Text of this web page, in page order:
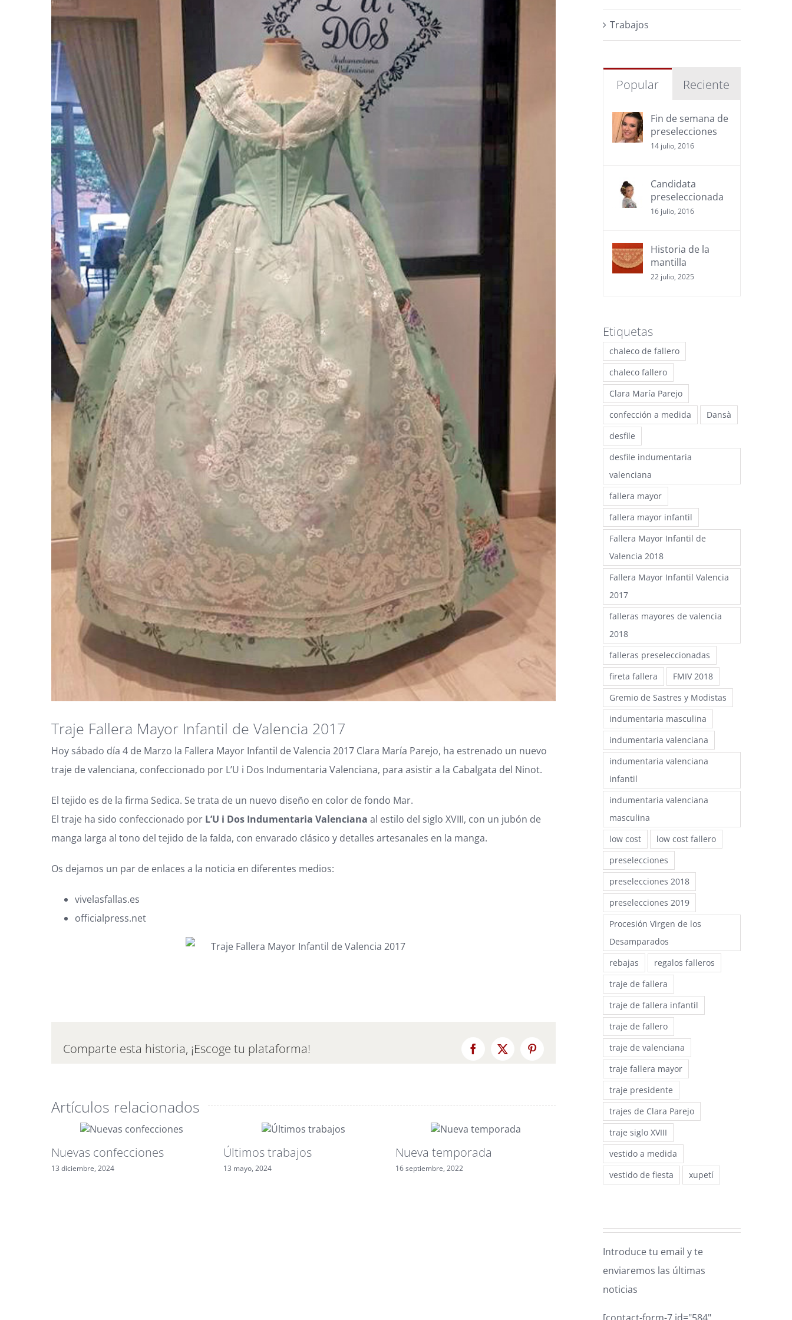
Traje Fallera Mayor Infantil de Valencia 2017
Hoy sábado día 4 de Marzo la Fallera Mayor Infantil de Valencia 2017 Clara María Parejo, ha estrenado un nuevo
traje de valenciana, confeccionado por L’U i Dos Indumentaria Valenciana, para asistir a la Cabalgata del Ninot.
El tejido es de la firma Sedica. Se trata de un nuevo diseño en color de fondo Mar.
El traje ha sido confeccionado por L’U i Dos Indumentaria Valenciana al estilo del siglo XVIII, con un jubón de
manga larga al tono del tejido de la falda, con envarado clásico y detalles artesanales en la manga.
Os dejamos un par de enlaces a la noticia en diferentes medios:
vivelasfallas.es
officialpress.net
Comparte esta historia, ¡Escoge tu plataforma! Facebook
X Pinterest
Artículos relacionados
Nuevas confecciones
13 diciembre, 2024
Últimos trabajos
13 mayo, 2024
Nueva temporada
16 septiembre, 2022
Nuevos trabajos 2022
4 marzo, 2022
Trabajos
Popular Reciente
Fin de semana de
preselecciones
14 julio, 2016
Candidata
preseleccionada
16 julio, 2016
Historia de la
mantilla
22 julio, 2025
Etiquetas
chaleco de fallero
chaleco fallero
Clara María Parejo
confección a medida
Dansà
desfile
desfile indumentaria
valenciana
fallera mayor
fallera mayor infantil
Fallera Mayor Infantil de
Valencia 2018
Fallera Mayor Infantil Valencia
2017
falleras mayores de valencia
2018
falleras preseleccionadas
fireta fallera
FMIV 2018
Gremio de Sastres y Modistas
indumentaria masculina
indumentaria valenciana
indumentaria valenciana
infantil
indumentaria valenciana
masculina
low cost
low cost fallero
preselecciones
preselecciones 2018
preselecciones 2019
Procesión Virgen de los
Desamparados
rebajas
regalos falleros
traje de fallera
traje de fallera infantil
traje de fallero
traje de valenciana
traje fallera mayor
traje presidente
trajes de Clara Parejo
traje siglo XVIII
vestido a medida
vestido de fiesta
xupetí
Introduce tu email y te
enviaremos las últimas
noticias